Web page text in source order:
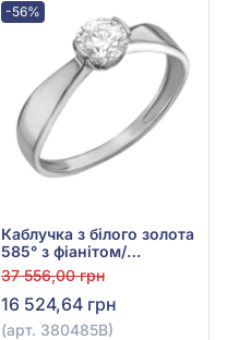
-56%
Каблучка з білого золота
585° з фіанітом/
куб.цирконієм, арт.
380485В
37 556,00 грн
16 524,64 грн
(арт. 380485В)